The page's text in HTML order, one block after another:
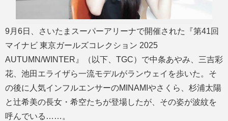
9月6日、さいたまスーパーアリーナで開催された『第41回
マイナビ 東京ガールズコレクション 2025
AUTUMN/WINTER』（以下、TGC）で中条あやみ、三吉彩
花、池田エライザら一流モデルがランウェイを歩いた。そ
の後に人気インフルエンサーのMINAMIやさくら、杉浦太陽
と辻希美の長女・希空たちが登場したが、その姿が波紋を
呼んでいる……。